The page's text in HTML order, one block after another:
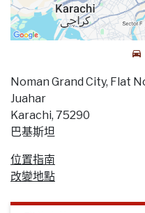
Noman Grand City, Flat
Juahar
Karachi, 75290
巴基斯坦
位置指南
改變地點